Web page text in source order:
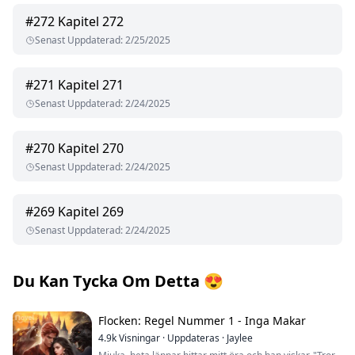
#272 Kapitel 272
Senast Uppdaterad:2/25/2025
#271 Kapitel 271
Senast Uppdaterad:2/24/2025
#270 Kapitel 270
Senast Uppdaterad:2/24/2025
#269 Kapitel 269
Senast Uppdaterad:2/24/2025
Du Kan Tycka Om Detta 😍
Flocken: Regel Nummer 1 - Inga Makar
4.9kVisningar · Uppdateras · Jaylee